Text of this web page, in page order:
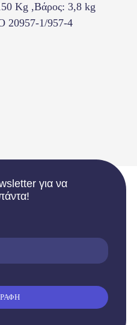
Kg ,Βάρος: 3,8 kg
20957-1/957-4
για να